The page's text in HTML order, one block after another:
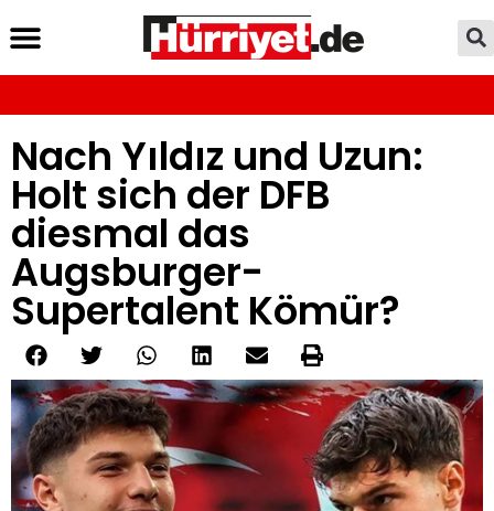
Nach Yıldız und Uzun:
Holt sich der DFB
diesmal das
Augsburger-
Supertalent Kömür?